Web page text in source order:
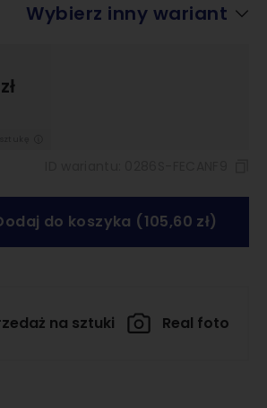
Wybierz inny wariant
Dodaj do koszyka (105,60 zł)
na sztuki Real foto